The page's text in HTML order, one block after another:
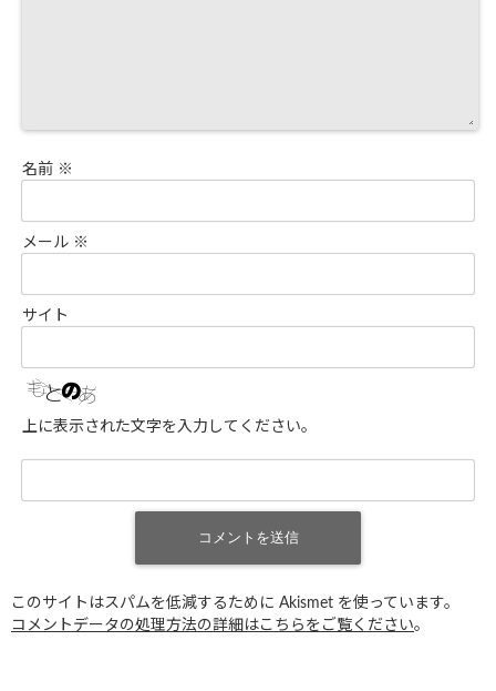
名前 ※
メール ※
サイト
上に表示された文字を入力してください。
このサイトはスパムを低減するために Akismet を使っています。
コメントデータの処理方法の詳細はこちらをご覧ください。